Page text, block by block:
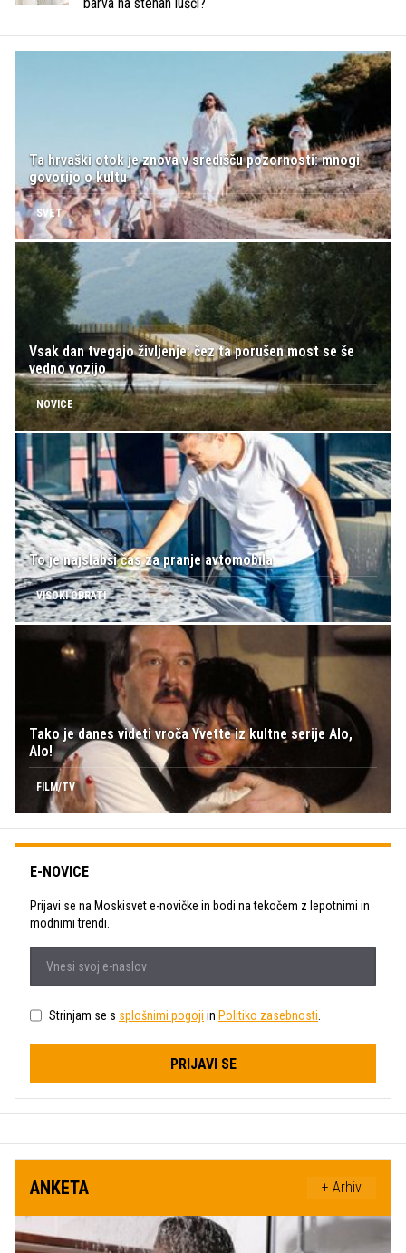
Ta hrvaški otok je znova v središču pozornosti: mnogi
govorijo o kultu
SVET
Vsak dan tvegajo življenje: čez ta porušen most se še
vedno vozijo
NOVICE
To je najslabši čas za pranje avtomobila
VISOKI OBRATI
Tako je danes videti vroča Yvette iz kultne serije Alo,
Alo!
FILM/TV
E-NOVICE
Prijavi se na Moskisvet e-novičke in bodi na tekočem z lepotnimi in
modnimi trendi.
Strinjam se s splošnimi pogoji in Politiko zasebnosti
PRIJAVI SE
ANKETA + Arhiv